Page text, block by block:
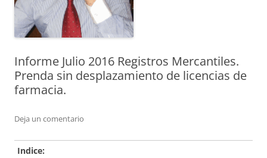
Informe Julio 2016 Registros Mercantiles.
Prenda sin desplazamiento de licencias de
farmacia.
Deja un comentario
Indice: